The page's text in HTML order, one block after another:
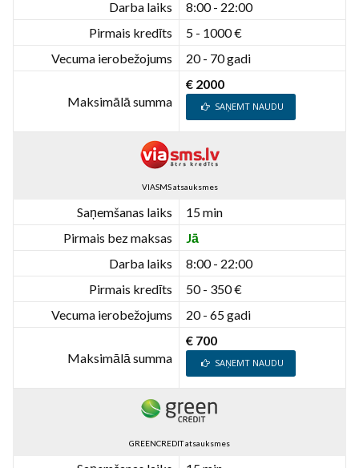
Darba laiks
8:00 - 22:00
Pirmais kredīts
5 - 1000 €
Vecuma ierobežojums
20 - 70 gadi
Maksimālā summa
€ 2000
SAŅEMT NAUDU
VIASMS atsauksmes
Saņemšanas laiks
15 min
Pirmais bez maksas
Jā
Darba laiks
8:00 - 22:00
Pirmais kredīts
50 - 350 €
Vecuma ierobežojums
20 - 65 gadi
Maksimālā summa
€ 700
SAŅEMT NAUDU
GREENCREDIT atsauksmes